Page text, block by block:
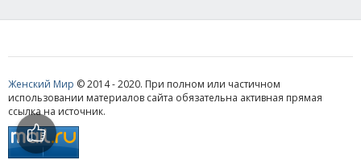
Женский Мир © 2014 - 2020. При полном или частичном
использовании материалов сайта обязательна активная прямая
ссылка на источник.